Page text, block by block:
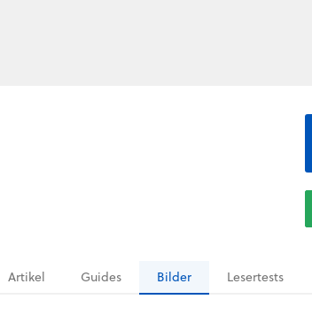
Artikel Guides Bilder Lesertests